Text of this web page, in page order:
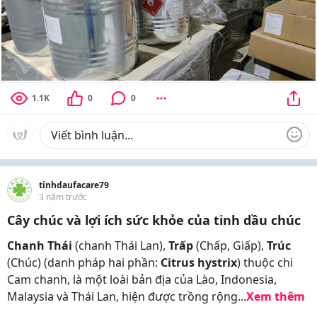
1.1K 0 0
tinhdaufacare79
3 năm trước
Cây chúc và lợi ích sức khỏe của tinh dầu chúc
Chanh Thái (chanh Thái Lan), Trấp(Chấp, Giấp), Trúc
(Chúc) (danh pháp hai phần: Citrus hystrix) thuộc chi
Cam chanh, là một loài bản địa của Lào, Indonesia,
Malaysia và Thái Lan, hiện được trồng rộng...Xem thêm